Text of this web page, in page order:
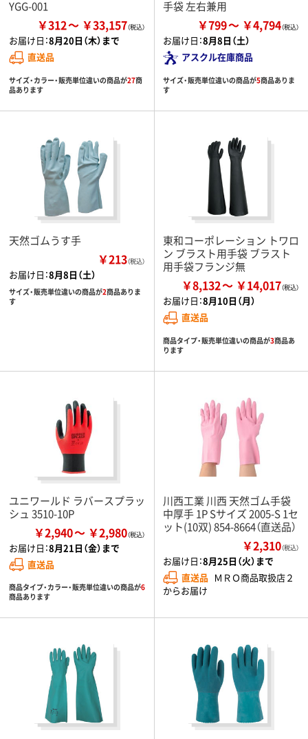
YGG-001
￥312 ￥33,157
お届け日：8月20日（木）まで
直送品
サイズ・カラー・販売単位違いの商品が27商
品あります
手袋 左右兼用
￥799 ￥4,794
お届け日：8月8日（土）
アスクル在庫商品
サイズ・販売単位違いの商品が5商品ありま
す
天然ゴムうす手
￥213（税込）
お届け日：8月8日（土）
サイズ・販売単位違いの商品が2商品ありま
す
東和コーポレーション トワロ
ン ブラスト用手袋 ブラスト
用手袋フランジ無
￥8,132 ￥14,017
お届け日：8月10日（月）
直送品
商品タイプ・販売単位違いの商品が3商品あ
ります
ユニワールド ラバースプラッ
シュ 3510-10P
￥2,940 ￥2,980
お届け日：8月21日（金）まで
直送品
商品タイプ・カラー・販売単位違いの商品が6
商品あります
川西工業 川西 天然ゴム手袋
中厚手 1P Sサイズ 2005-S 1セ
ット(10双) 854-8664（直送品）
￥2,310（税込）
お届け日：8月25日（火）まで
直送品 ＭＲＯ商品取扱店２
からお届け